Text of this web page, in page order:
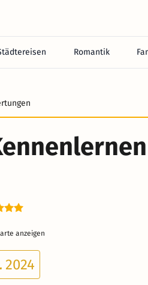
Romantik
Zahlen Sie bequem im
anzeigen
2024